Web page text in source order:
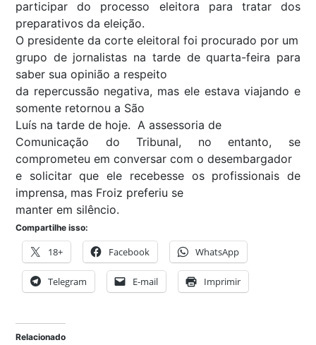
participar do processo eleitora para tratar dos
preparativos da eleição.
O presidente da corte eleitoral foi procurado por um
grupo de jornalistas na tarde de quarta-feira para
saber sua opinião a respeito
da repercussão negativa, mas ele estava viajando e
somente retornou a São
Luís na tarde de hoje. A assessoria de
Comunicação do Tribunal, no entanto, se
comprometeu em conversar com o desembargador
e solicitar que ele recebesse os profissionais de
imprensa, mas Froiz preferiu se
manter em silêncio.
Compartilhe isso:
18+ Facebook WhatsApp
Telegram E-mail Imprimir
Relacionado